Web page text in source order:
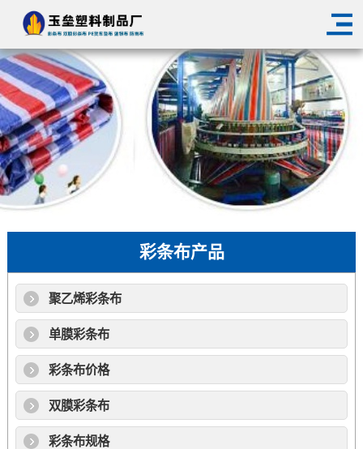
彩条布产品
聚乙烯彩条布
单膜彩条布
彩条布价格
双膜彩条布
彩条布规格